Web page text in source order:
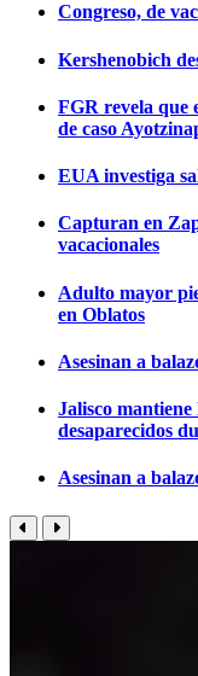
Congreso, de
Kershenobich
FGR revela que
de caso
EUA investiga
Capturan en
vacacionales
Adulto mayor
en Oblatos
Asesinan a
Jalisco mantiene
desaparecidos
Asesinan a